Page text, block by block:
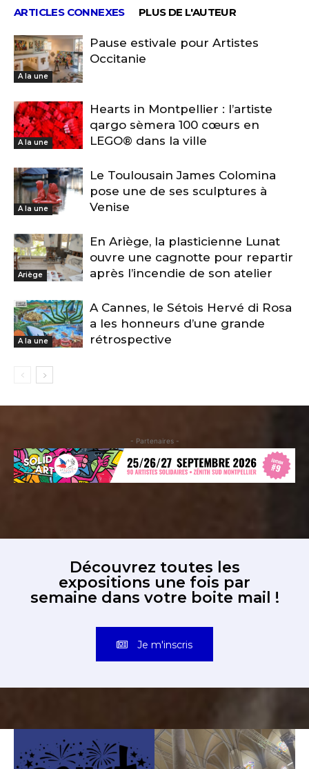
ARTICLES CONNEXES PLUS DE L'AUTEUR
A la une
Pause estivale pour Artistes
Occitanie
A la une
Hearts in Montpellier : l’artiste
qargo sèmera 100 cœurs en
LEGO® dans la ville
A la une
Le Toulousain James Colomina
pose une de ses sculptures à
Venise
Ariège
En Ariège, la plasticienne Lunat
ouvre une cagnotte pour repartir
après l’incendie de son atelier
A la une
A Cannes, le Sétois Hervé di Rosa
a les honneurs d’une grande
rétrospective
- Partenaires -
Découvrez toutes les
expositions une fois par
semaine dans votre boite mail !
Je m'inscris